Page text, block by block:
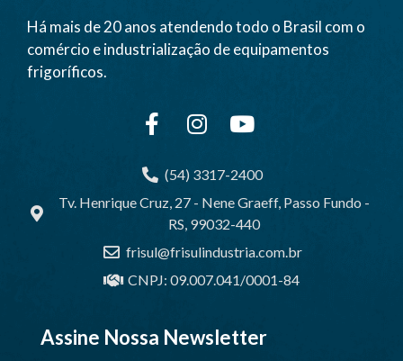
Há mais de 20 anos atendendo todo o Brasil com o
comércio e industrialização de equipamentos
frigoríficos.
(54) 3317-2400
Tv. Henrique Cruz, 27 - Nene Graeff, Passo Fundo -
RS, 99032-440
frisul@frisulindustria.com.br
CNPJ: 09.007.041/0001-84
Assine Nossa Newsletter